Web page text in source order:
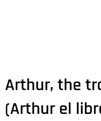
Arthur, the
(Arthur el